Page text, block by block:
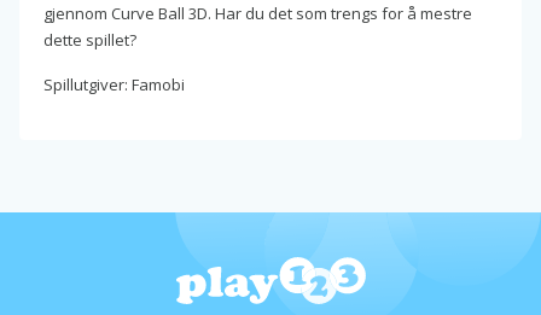
gjennom Curve Ball 3D. Har du det som trengs for å mestre
dette spillet?
Spillutgiver: Famobi